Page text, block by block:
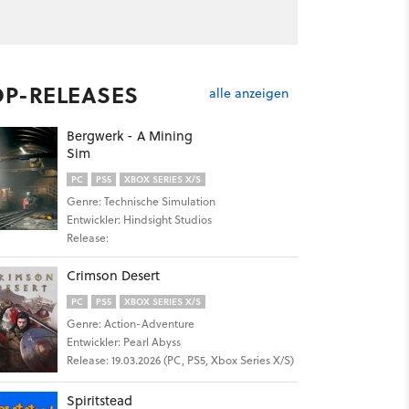
RELEASES alle anzeigen
Bergwerk - A Mining
Sim
PC PS5 XBOX SERIES X/S
Genre: Technische Simulation
Entwickler: Hindsight Studios
Release:
Crimson Desert
PC PS5 XBOX SERIES X/S
Genre: Action-Adventure
Entwickler: Pearl Abyss
Release: 19.03.2026 (PC, PS5, Xbox Series X/S)
Spiritstead